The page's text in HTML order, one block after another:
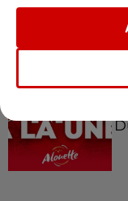
À